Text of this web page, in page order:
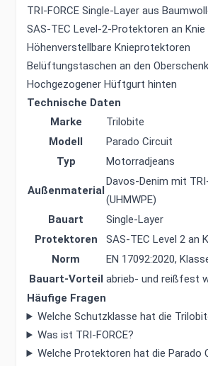
TRI-FORCE Single-Layer aus
SAS-TEC Level-2-Protektoren an
Höhenverstellbare Knieprotektoren
Belüftungstaschen an den
Hochgezogener Hüftgurt hinten
Technische Daten
Marke
Trilobite
Modell
Parado Circuit
Typ
Motorradjeans
Außenmaterial
Davos-Denim mit
(UHMWPE)
Bauart
Single-Layer
Protektoren
SAS-TEC Level 2 an
Norm
EN 17092:2020,
Bauart-Vorteil abrieb- und reißfest
Häufige Fragen
Welche Schutzklasse hat die
Was ist TRI-FORCE?
Welche Protektoren hat die Parado